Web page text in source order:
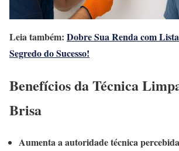
Leia também: Dobre Sua Renda com
Segredo do Sucesso!
Benefícios da Técnica
Brisa
Aumenta a autoridade técnica